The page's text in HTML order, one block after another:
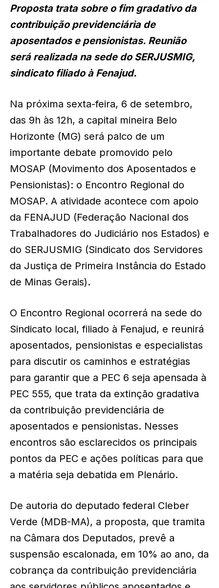
Proposta trata sobre o fim gradativo da
contribuição previdenciária de
aposentados e pensionistas. Reunião
será realizada na sede do SERJUSMIG,
sindicato filiado à Fenajud.
Na próxima sexta-feira, 6 de setembro,
das 9h às 12h, a capital mineira Belo
Horizonte (MG) será palco de um
importante debate promovido pelo
MOSAP (Movimento dos Aposentados e
Pensionistas): o Encontro Regional do
MOSAP. A atividade acontece com apoio
da FENAJUD (Federação Nacional dos
Trabalhadores do Judiciário nos Estados) e
do SERJUSMIG (Sindicato dos Servidores
da Justiça de Primeira Instância do Estado
de Minas Gerais).
O Encontro Regional ocorrerá na sede do
Sindicato local, filiado à Fenajud, e reunirá
aposentados, pensionistas e especialistas
para discutir os caminhos e estratégias
para garantir que a PEC 6 seja apensada à
PEC 555, que trata da extinção gradativa
da contribuição previdenciária de
aposentados e pensionistas. Nesses
encontros são esclarecidos os principais
pontos da PEC e ações políticas para que
a matéria seja debatida em Plenário.
De autoria do deputado federal Cleber
Verde (MDB-MA), a proposta, que tramita
na Câmara dos Deputados, prevê a
suspensão escalonada, em 10% ao ano, da
cobrança da contribuição previdenciária